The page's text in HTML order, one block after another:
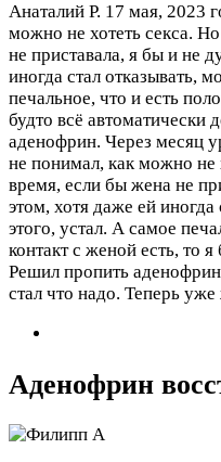
Анаталий Р. 17 мая, 2023
можно не хотеть секса.
не приставала, я бы и не
иногда стал отказывать,
печальное, что и есть
будто всё автоматически
аденофрин. Через месяц
не понимал, как можно не
время, если бы жена не
этом, хотя даже ей иногда
этого, устал. А самое
контакт с женой есть, то
Решил пропить
стал что надо. Теперь
Аденофрин